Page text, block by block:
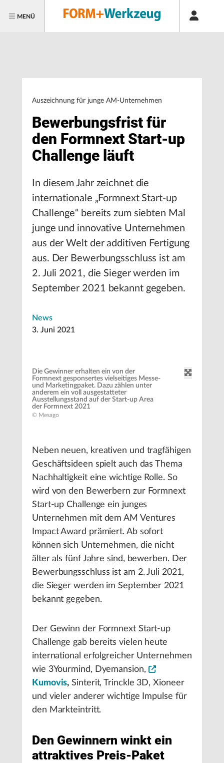
MENÜ
Auszeichnung für junge AM-Unternehmen
Bewerbungsfrist für
den Formnext Start-up
Challenge läuft
In diesem Jahr zeichnet die
internationale „Formnext Start-up
Challenge“ bereits zum siebten Mal
junge und innovative Unternehmen
aus der Welt der additiven Fertigung
aus. Der Bewerbungsschluss ist am
2. Juli 2021, die Sieger werden im
September 2021 bekannt gegeben.
News
3. Juni 2021
Die Gewinner erhalten ein von der
Formnext gesponsertes vielseitiges Messe-
und Marketingpaket. Dazu zählen unter
anderem ein voll ausgestatteter
Ausstellungsstand auf der Start-up Area
der Formnext 2021
© Mesago
Neben neuen, kreativen und tragfähigen
Geschäftsideen spielt auch das Thema
Nachhaltigkeit eine wichtige Rolle. So
wird von den Bewerbern zur Formnext
Start-up Challenge ein junges
Unternehmen mit dem AM Ventures
Impact Award prämiert. Ab sofort
können sich Unternehmen, die nicht
älter als fünf Jahre sind, bewerben. Der
Bewerbungsschluss ist am 2. Juli 2021,
die Sieger werden im September 2021
bekannt gegeben.
Der Gewinn der Formnext Start-up
Challenge gab bereits vielen heute
international erfolgreicher Unternehmen
wie 3Yourmind, Dyemansion,
Kumovis, Sinterit, Trinckle 3D, Xioneer
und vieler anderer wichtige Impulse für
den Markteintritt.
Den Gewinnern winkt ein
attraktives Preis-Paket